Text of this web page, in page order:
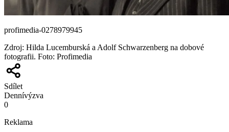
profimedia-0278979945
Zdroj: Hilda Lucemburská a Adolf Schwarzenberg na dobové
fotografii. Foto: Profimedia
Sdílet
Dennívýzva
0
Reklama